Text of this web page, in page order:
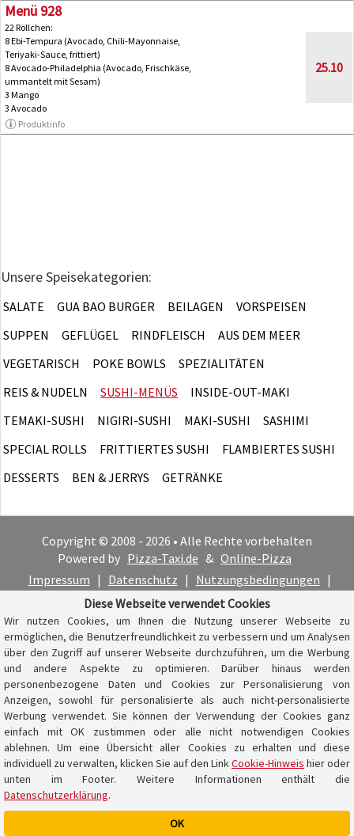
Menü 928
22 Röllchen:
8 Ebi-Tempura (Avocado, Chili-Mayonnaise,
Teriyaki-Sauce, frittiert)
8 Avocado-Philadelphia (Avocado, Frischkäse,
ummantelt mit Sesam)
3 Mango
3 Avocado
Produktinfo
25.10
Unsere Speisekategorien:
SALATE GUA BAO BURGER BEILAGEN
VORSPEISEN
SUPPEN
GEFLÜGEL RINDFLEISCH
AUS DEM MEER
VEGETARISCH
POKE BOWLS
SPEZIALITÄTEN
REIS & NUDELN
SUSHI-MENÜS
INSIDE-OUT-MAKI
TEMAKI-SUSHI
NIGIRI-SUSHI MAKI-SUSHI
SASHIMI
SPECIAL ROLLS
FRITTIERTES SUSHI
FLAMBIERTES SUSHI
DESSERTS
BEN & JERRYS GETRÄNKE
Copyright © 2008 - 2026 • Alle Rechte vorbehalten
Powered by Pizza-Taxi.de & Online-Pizza
Impressum | Datenschutz | Nutzungsbedingungen |
Cookie-Hinweis
Diese Webseite verwendet Cookies
Wir nutzen Cookies, um Ihnen die Nutzung unserer Webseite zu
ermöglichen, die Benutzerfreundlichkeit zu verbessern und um Analysen
über den Zugriff auf unserer Webseite durchzuführen, um die Werbung
und andere Aspekte zu optimieren. Darüber hinaus werden
personenbezogene Daten und Cookies zur Personalisierung von
Anzeigen, sowohl für personalisierte als auch nicht-personalisierte
Werbung verwendet. Sie können der Verwendung der Cookies ganz
einfach mit OK zustimmen oder alle nicht notwendigen Cookies
ablehnen. Um eine Übersicht aller Cookies zu erhalten und diese
individuell zu verwalten, klicken Sie auf den LinkCookie-Hinweis hier oder
unten im Footer. Weitere Informationen enthält die
Datenschutzerklärung.
OK